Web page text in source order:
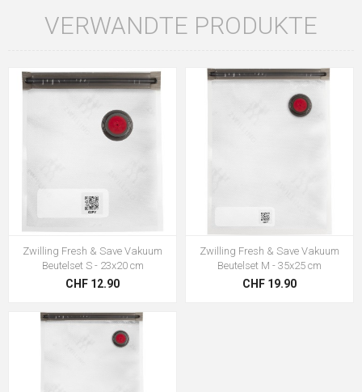
VERWANDTE PRODUKTE
Zwilling Fresh & Save Vakuum
Beutelset S - 23x20 cm
CHF 12.90
Zwilling Fresh & Save Vakuum
Beutelset M - 35x25 cm
CHF 19.90